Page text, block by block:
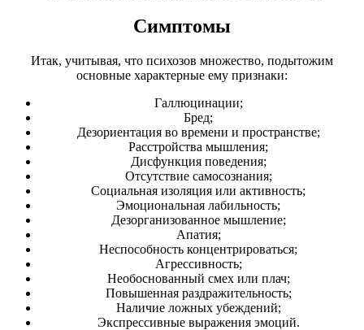
Симптомы
Итак, учитывая, что психозов множество, подытожим
основные характерные ему признаки:
Галлюцинации;
Бред;
Дезориентация во времени и пространстве;
Расстройства мышления;
Дисфункция поведения;
Отсутствие самосознания;
Социальная изоляция или активность;
Эмоциональная лабильность;
Дезорганизованное мышление;
Апатия;
Неспособность концентрироваться;
Агрессивность;
Необоснованный смех или плач;
Повышенная раздражительность;
Наличие ложных убеждений;
Экспрессивные выражения эмоций.